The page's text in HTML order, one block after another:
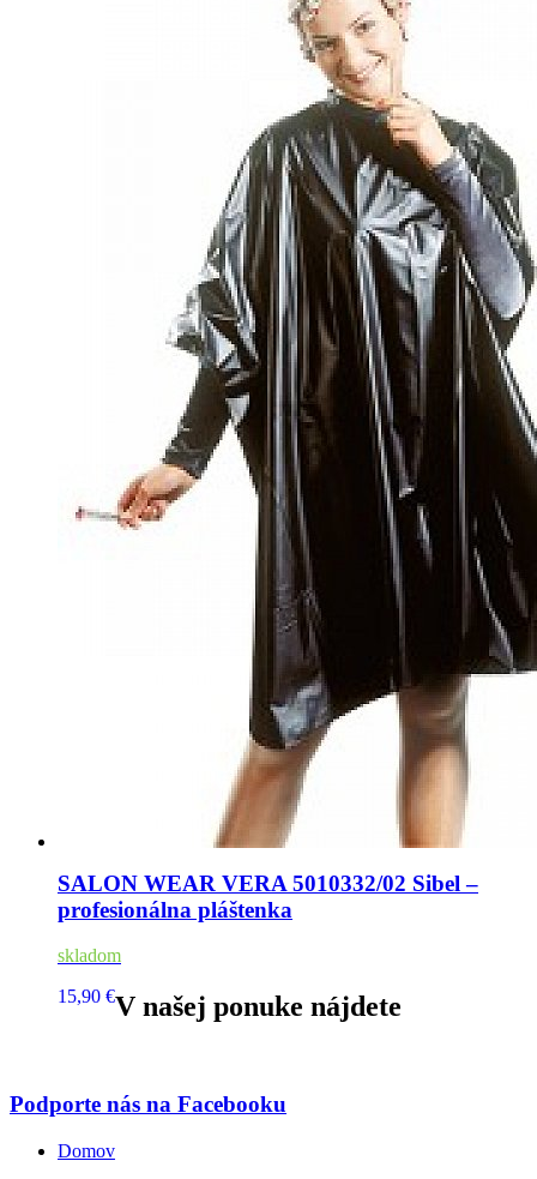
SALON WEAR VERA 5010332/02 Sibel –
profesionálna pláštenka
skladom
15,90 €V našej ponuke nájdete
Podporte nás na Facebooku
Domov